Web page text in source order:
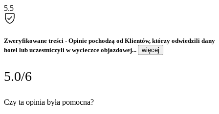
5.5
Zweryfikowane treści - Opinie pochodzą od Klientów, którzy odwiedzili dany
hotel lub uczestniczyli w wycieczce objazdowej...
więcej
5.0/6
Czy ta opinia była pomocna?